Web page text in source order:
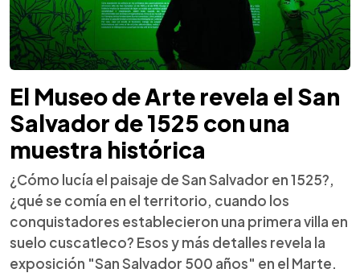
El Museo de Arte revela el San
Salvador de 1525 con una
muestra histórica
¿Cómo lucía el paisaje de San Salvador en 1525?,
¿qué se comía en el territorio, cuando los
conquistadores establecieron una primera villa en
suelo cuscatleco? Esos y más detalles revela la
exposición "San Salvador 500 años" en el Marte.